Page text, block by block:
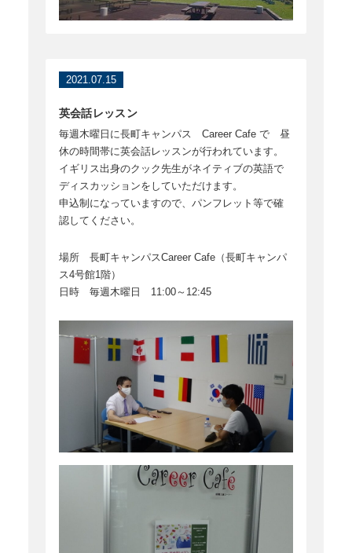
2021.07.15
英会話レッスン
毎週木曜日に長町キャンパス Career Cafe で 昼
休の時間帯に英会話レッスンが行われています。
イギリス出身のクック先生がネイティブの英語で
ディスカッションをしていただけます。
申込制になっていますので、パンフレット等で確
認してください。
場所 長町キャンパスCareer Cafe（長町キャンパ
ス4号館1階）
日時 毎週木曜日 11:00～12:45